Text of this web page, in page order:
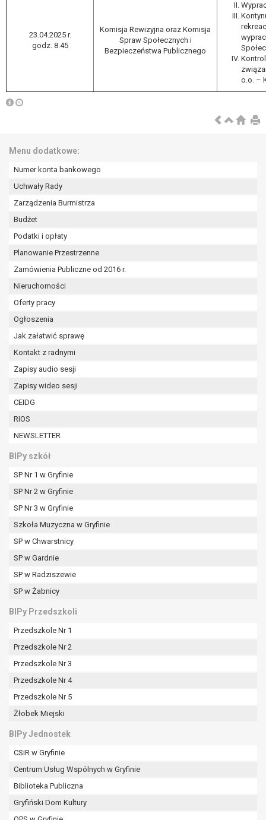
23.04.2025 r.
godz. 8.45
Komisja Rewizyjna oraz Komisja
Spraw Społecznych i
Bezpieczeństwa Publicznego
o.o. –
Menu dodatkowe:
Numer konta bankowego
Uchwały Rady
Zarządzenia Burmistrza
Budżet
Podatki i opłaty
Planowanie Przestrzenne
Zamówienia Publiczne od 2016 r.
Nieruchomości
Oferty pracy
Ogłoszenia
Jak załatwić sprawę
Kontakt z radnymi
Zapisy audio sesji
Zapisy wideo sesji
CEIDG
RIOS
NEWSLETTER
BIPy szkół
SP Nr 1 w Gryfinie
SP Nr 2 w Gryfinie
SP Nr 3 w Gryfinie
Szkoła Muzyczna w Gryfinie
SP w Chwarstnicy
SP w Gardnie
SP w Radziszewie
SP w Żabnicy
BIPy Przedszkoli
Przedszkole Nr 1
Przedszkole Nr 2
Przedszkole Nr 3
Przedszkole Nr 4
Przedszkole Nr 5
Żłobek Miejski
BIPy Jednostek
CSiR w Gryfinie
Centrum Usług Wspólnych w Gryfinie
Biblioteka Publiczna
Gryfiński Dom Kultury